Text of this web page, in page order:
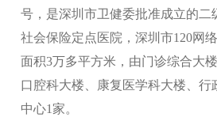
号，是深圳市卫健委批准成立的二
社会保险定点医院，深圳市120网
面积3万多平方米，由门诊综合大
口腔科大楼、康复医学科大楼、行
中心1家。